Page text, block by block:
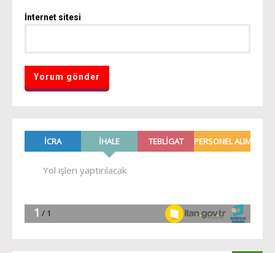
İnternet sitesi